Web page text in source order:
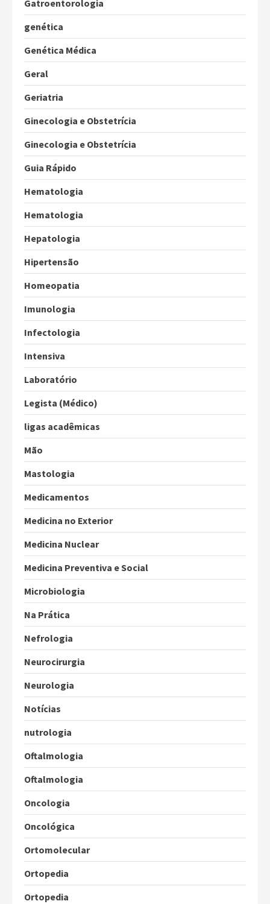
Gatroentorologia
genética
Genética Médica
Geral
Geriatria
Ginecologia e Obstetrícia
Ginecologia e Obstetrícia
Guia Rápido
Hematologia
Hematologia
Hepatologia
Hipertensão
Homeopatia
Imunologia
Infectologia
Intensiva
Laboratório
Legista (Médico)
ligas acadêmicas
Mão
Mastologia
Medicamentos
Medicina no Exterior
Medicina Nuclear
Medicina Preventiva e Social
Microbiologia
Na Prática
Nefrologia
Neurocirurgia
Neurologia
Notícias
nutrologia
Oftalmologia
Oftalmologia
Oncologia
Oncológica
Ortomolecular
Ortopedia
Ortopedia